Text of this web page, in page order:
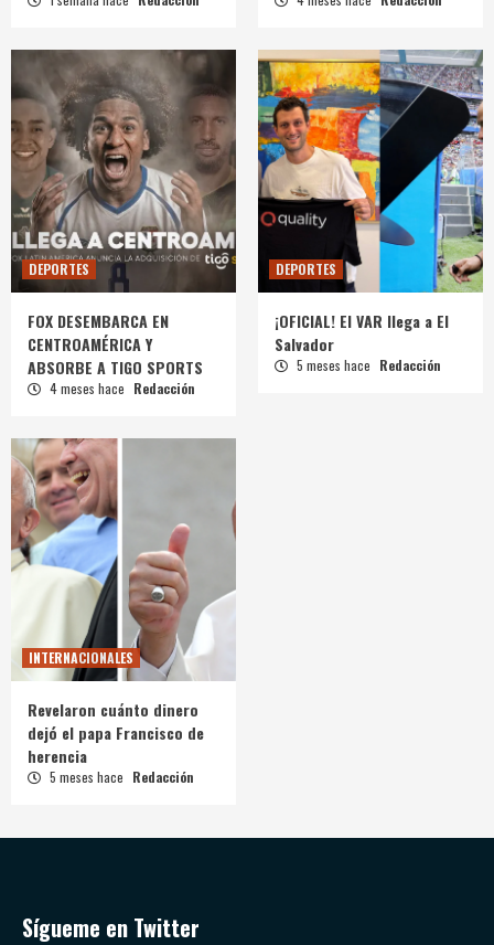
DEPORTES
FOX DESEMBARCA EN
CENTROAMÉRICA Y
ABSORBE A TIGO SPORTS
4 meses hace Redacción
DEPORTES
¡OFICIAL! El VAR llega a El
Salvador
5 meses hace Redacción
INTERNACIONALES
Revelaron cuánto dinero
dejó el papa Francisco de
herencia
5 meses hace Redacción
Sígueme en Twitter